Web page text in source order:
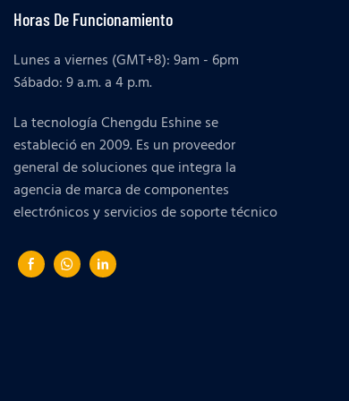
Horas De Funcionamiento
Lunes a viernes (GMT+8): 9am - 6pm
Sábado: 9 a.m. a 4 p.m.
La tecnología Chengdu Eshine se
estableció en 2009. Es un proveedor
general de soluciones que integra la
agencia de marca de componentes
electrónicos y servicios de soporte técnico